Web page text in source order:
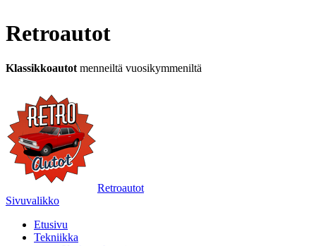
Retroautot
Klassikkoautot menneiltä vuosikymmeniltä
Retroautot
Sivuvalikko
Etusivu
Tekniikka